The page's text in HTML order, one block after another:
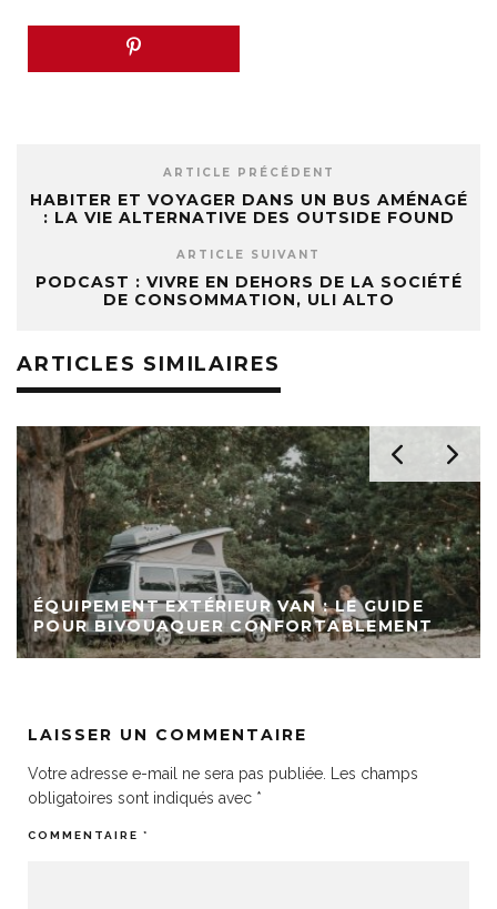
ARTICLE PRÉCÉDENT
HABITER ET VOYAGER DANS UN BUS AMÉNAGÉ
: LA VIE ALTERNATIVE DES OUTSIDE FOUND
ARTICLE SUIVANT
PODCAST : VIVRE EN DEHORS DE LA SOCIÉTÉ
DE CONSOMMATION, ULI ALTO
ARTICLES SIMILAIRES
ÉQUIPEMENT EXTÉRIEUR VAN : LE GUIDE
POUR BIVOUAQUER CONFORTABLEMENT
LAISSER UN COMMENTAIRE
Votre adresse e-mail ne sera pas publiée.
Les champs
obligatoires sont indiqués avec *
COMMENTAIRE *